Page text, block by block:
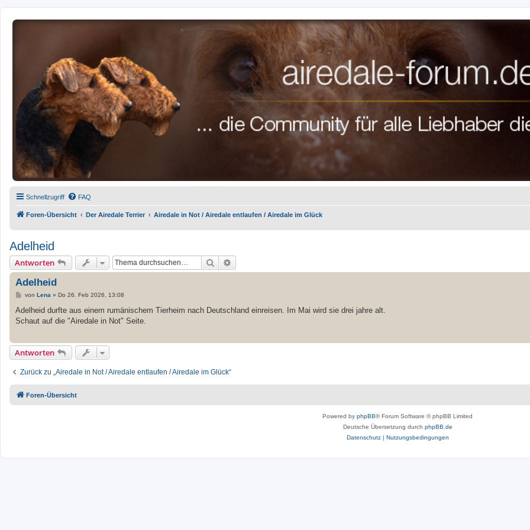
Schnellzugriff FAQ
Foren-Übersicht Der Airedale Terrier Airedale in Not / Airedale entlaufen / Airedale im Glück
Adelheid
Antworten Suche
Adelheid
B
i
r
von Lena » Do 26. Feb 2026, 13:08
Adelheid durfte aus einem rumänischem Tierheim nach Deutschland einreisen. Im Mai wird sie drei jahre alt.
Schaut auf die "Airedale in Not" Seite.
Antworten
Zurück zu „Airedale in Not / Airedale entlaufen / Airedale im Glück“
Foren-Übersicht
Powered by phpBB® Forum Software © phpBB Limited
Deutsche Übersetzung durch phpBB.de
Datenschutz| Nutzungsbedingungen